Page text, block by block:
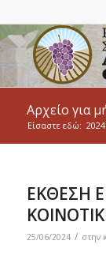
Αρχείο για
Είσαστε εδώ: 2024
ΕΚΘΕΣΗ
25/06/2024 / στην